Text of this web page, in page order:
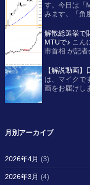
す。今日は「
みます。「角
解散総選挙で
MTUで♪ こん
市首相 が記
【解説動画】
は、マイクで
画をお届けし
月別アーカイブ
2026年4月 (3)
2026年3月 (4)